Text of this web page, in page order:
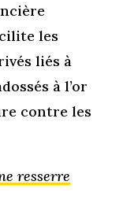
les
liés à
à l’or
contre les
resserre